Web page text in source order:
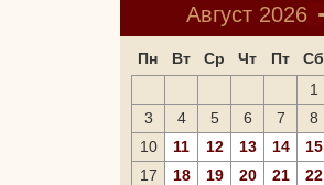
Август 2026
Пн Вт Ср Чт Пт Сб
1
3
4 5 6 7 8
10
11 12 13 14 15
17
18 19 20 21 22